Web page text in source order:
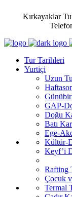
Kırkayaklar
Tur Tarihleri
Yurtiçi
Uzun
GAP-
Doğu
Batı
Ege-
Kültür-
Keyf’i
Rafting
Çocuk
Termal